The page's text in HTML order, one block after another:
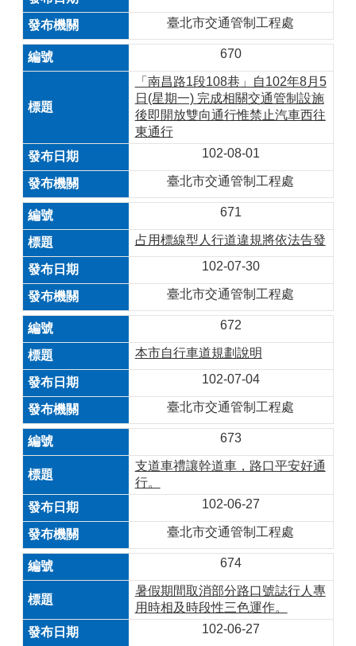
臺北市交通管制工程處
670
「南昌路1段108巷」自102年8月5
日(星期一) 完成相關交通管制設施
後即開放雙向通行惟禁止汽車西往
東通行
102-08-01
臺北市交通管制工程處
671
占用標線型人行道違規將依法告發
102-07-30
臺北市交通管制工程處
672
本市自行車道規劃說明
102-07-04
臺北市交通管制工程處
673
支道車禮讓幹道車，路口平安好通
行。
102-06-27
臺北市交通管制工程處
674
暑假期間取消部分路口號誌行人專
用時相及時段性三色運作。
102-06-27